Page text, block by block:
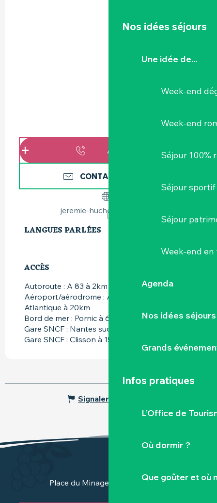
Nos idées séjours
Une idée de...
Week-end
Week-end
Séjour 100%
Séjour sportif
Séjour
Week-end
Agenda
Nos idées séjours
Grands
Infos pratiques
L’Office de
Où dormir ?
Que goûter et où
APPELER
CONTACTEZ-NOUS
jeremie-huchet-vigneron.fr
LANGUES PARLÉES
LANGUES PARLÉES
ACCÈS
ACCÈS
Autoroute : A 83 à 2km
Aéroport/aérodrome : Aéroport Nantes
Atlantique à 20km
Bord de mer : Pornic à 60km
Gare SNCF : Nantes sud à 21km
Gare SNCF : Clisson à 15km
Signaler une erreur
Place du Minage - 44190 Clisson